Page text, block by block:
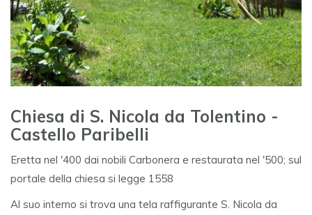
Chiesa di S. Nicola da Tolentino -
Castello Paribelli
Eretta nel '400 dai nobili Carbonera e restaurata nel '500; sul
portale della chiesa si legge 1558
Al suo interno si trova una tela raffigurante S. Nicola da